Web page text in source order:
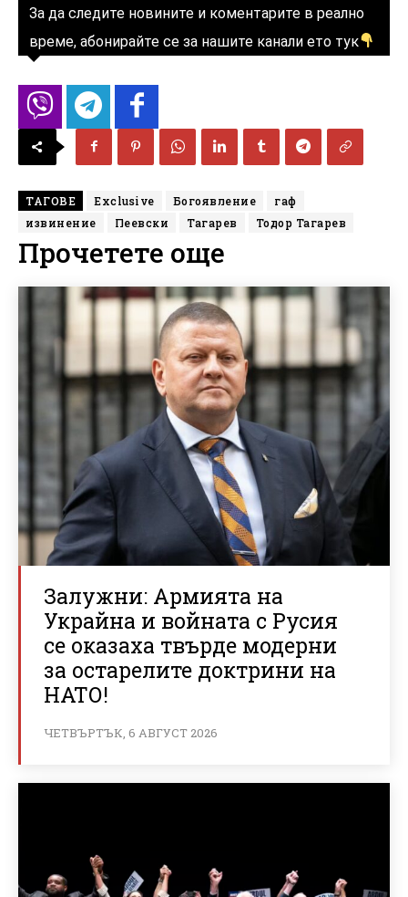
За да следите новините и коментарите в реално
време, абонирайте се за нашите канали ето тук
ТАГОВЕ Exclusive Богоявление
гаф
извинение
Пеевски Тагарев Тодор Тагарев
Прочетете още
Залужни: Армията на
Украйна и войната с Русия
се оказаха твърде модерни
за остарелите доктрини на
НАТО!
ЧЕТВЪРТЪК, 6 АВГУСТ 2026